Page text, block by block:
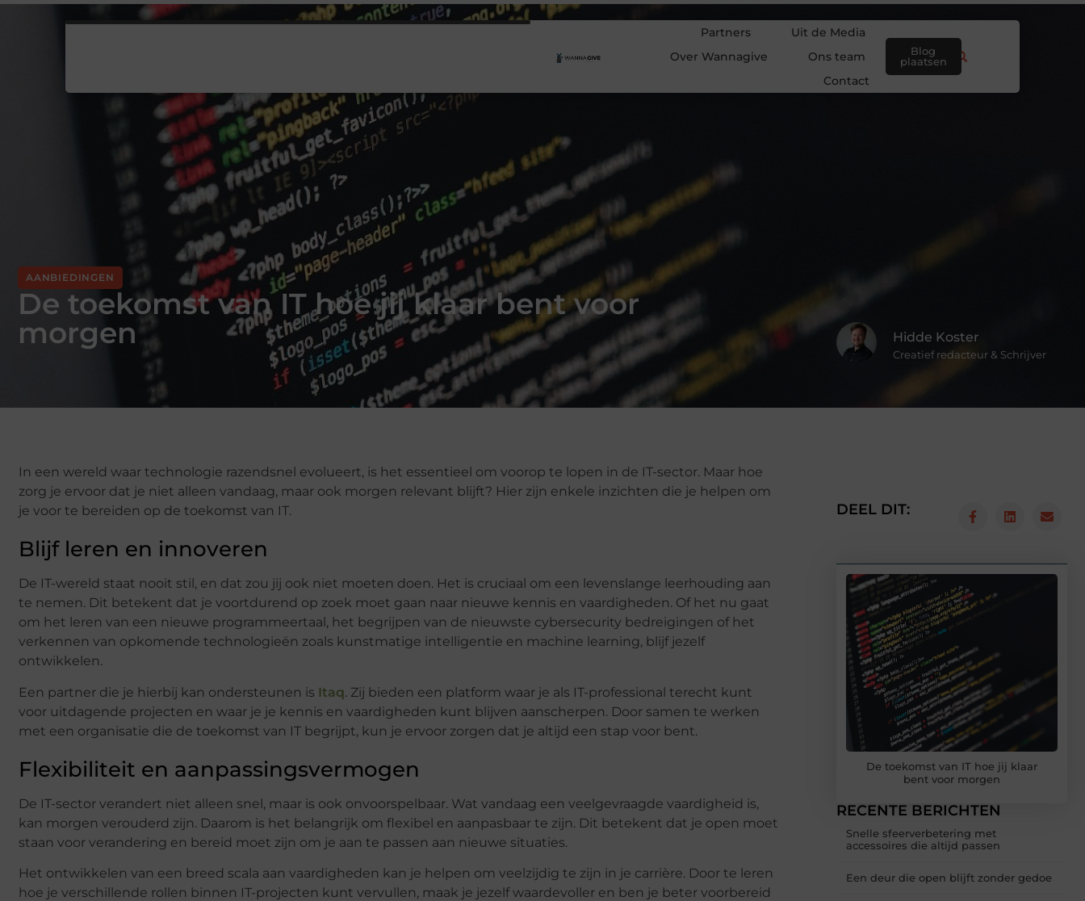
Partners
Uit de Media
Over Wannagive
Ons team
Contact
Blog
plaatsen
AANBIEDINGEN
De toekomst van IT hoe jij klaar bent voor
morgen
Hidde Koster
Creatief redacteur & Schrijver
In een wereld waar technologie razendsnel evolueert, is het essentieel om voorop te lopen in de IT-sector. Maar hoe
zorg je ervoor dat je niet alleen vandaag, maar ook morgen relevant blijft? Hier zijn enkele inzichten die je helpen om
je voor te bereiden op de toekomst van IT.
Blijf leren en innoveren
De IT-wereld staat nooit stil, en dat zou jij ook niet moeten doen. Het is cruciaal om een levenslange leerhouding aan
te nemen. Dit betekent dat je voortdurend op zoek moet gaan naar nieuwe kennis en vaardigheden. Of het nu gaat
om het leren van een nieuwe programmeertaal, het begrijpen van de nieuwste cybersecurity bedreigingen of het
verkennen van opkomende technologieën zoals kunstmatige intelligentie en machine learning, blijf jezelf
ontwikkelen.
Een partner die je hierbij kan ondersteunen is Itaq. Zij bieden een platform waar je als IT-professional terecht kunt
voor uitdagende projecten en waar je je kennis en vaardigheden kunt blijven aanscherpen. Door samen te werken
met een organisatie die de toekomst van IT begrijpt, kun je ervoor zorgen dat je altijd een stap voor bent.
Flexibiliteit en aanpassingsvermogen
De IT-sector verandert niet alleen snel, maar is ook onvoorspelbaar. Wat vandaag een veelgevraagde vaardigheid is,
kan morgen verouderd zijn. Daarom is het belangrijk om flexibel en aanpasbaar te zijn. Dit betekent dat je open moet
staan voor verandering en bereid moet zijn om je aan te passen aan nieuwe situaties.
Het ontwikkelen van een breed scala aan vaardigheden kan je helpen om veelzijdig te zijn in je carrière. Door te leren
hoe je verschillende rollen binnen IT-projecten kunt vervullen, maak je jezelf waardevoller en ben je beter voorbereid
DEEL DIT:
De toekomst van IT hoe jij klaar
bent voor morgen
RECENTE BERICHTEN
Snelle sfeerverbetering met
accessoires die altijd passen
Een deur die open blijft zonder gedoe